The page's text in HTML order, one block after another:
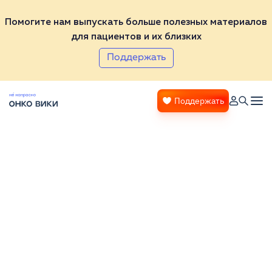
Помогите нам выпускать больше полезных материалов
для пациентов и их близких
Поддержать
Поддержать